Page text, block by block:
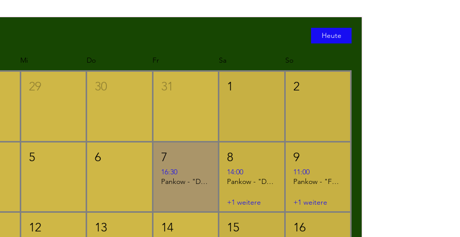
Heute
Mi Do Fr Sa So
29 30 31 1 2
5 6 7
16:30
Pankow - "Der kleine Ritter Kackebart"
8
14:00
Pankow - "Der kleine Ritter Kackebart"
+1 weitere
9
11:00
Pankow - "Furzipups, der Knatterdrache"
+1 weitere
12 13 14 15 16